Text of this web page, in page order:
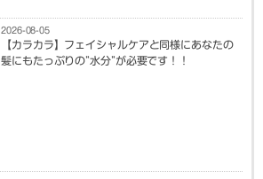
2026-08-05
【カラカラ】フェイシャルケアと同様にあなたの
髪にもたっぷりの”水分”が必要です！！